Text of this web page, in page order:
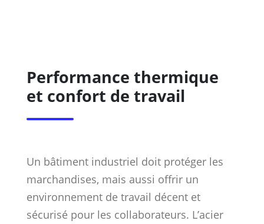
Performance thermique
et confort de travail
Un bâtiment industriel doit protéger les
marchandises, mais aussi offrir un
environnement de travail décent et
sécurisé pour les collaborateurs. L’acier